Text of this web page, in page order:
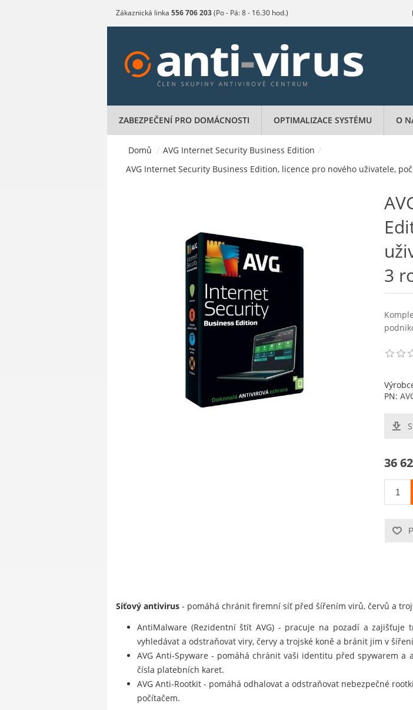
Zákaznická linka 556 706 203(Po - Pá: 8 - 16.30 hod.)
ZABEZPEČENÍ PRO DOMÁCNOSTI OPTIMALIZACE SYSTÉMU O
Domů / AVG Internet Security Business Edition /
AVG Internet Security Business Edition, licence pro nového uživatele,
3
PN:
36
Síťový antivirus - pomáhá chránit firemní síť před šířením virů, červů a
AntiMalware (Rezidentní štít AVG) - pracuje na pozadí a zajišťuje
vyhledávat a odstraňovat viry, červy a trojské koně a bránit jim v
AVG Anti-Spyware - pomáhá chránit vaši identitu před spywarem a
čísla platebních karet.
AVG Anti-Rootkit - pomáhá odhalovat a odstraňovat nebezpečné
počítačem.